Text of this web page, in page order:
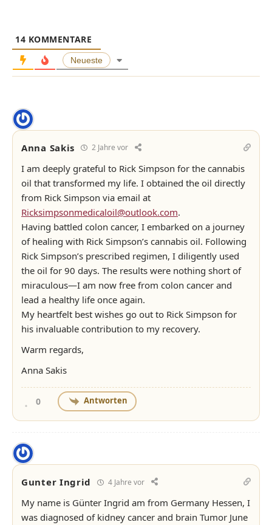
14 KOMMENTARE
Neueste
Anna Sakis 2 Jahre vor
I am deeply grateful to Rick Simpson for the cannabis
oil that transformed my life. I obtained the oil directly
from Rick Simpson via email at
Ricksimpsonmedicaloil@outlook.com.
Having battled colon cancer, I embarked on a journey
of healing with Rick Simpson’s cannabis oil. Following
Rick Simpson’s prescribed regimen, I diligently used
the oil for 90 days. The results were nothing short of
miraculous—I am now free from colon cancer and
lead a healthy life once again.
My heartfelt best wishes go out to Rick Simpson for
his invaluable contribution to my recovery.
Warm regards,
Anna Sakis
0 Antworten
Gunter Ingrid 4 Jahre vor
My name is Günter Ingrid am from Germany Hessen, I
was diagnosed of kidney cancer and brain Tumor June